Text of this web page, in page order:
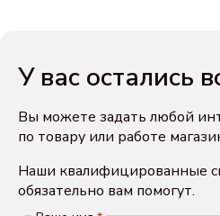
У вас остались
Вы можете задать любой
по товару или работе
Наши квалифицированные
обязательно вам помогут.